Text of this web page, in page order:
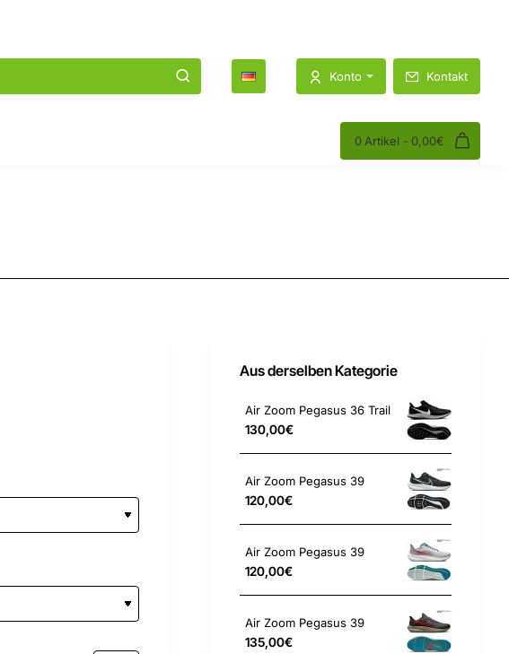
Konto Kontakt
0 Artikel - 0,00€
Aus derselben Kategorie
Air Zoom Pegasus 36 Trail
130,00€
Air Zoom Pegasus 39
120,00€
Air Zoom Pegasus 39
120,00€
Air Zoom Pegasus 39
135,00€